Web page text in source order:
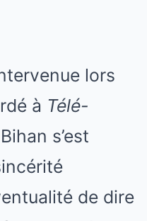
lors
à Télé-
s’est
de dire